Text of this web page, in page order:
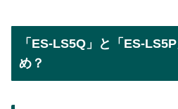
「ES-LS5Q」と「ES-
め？